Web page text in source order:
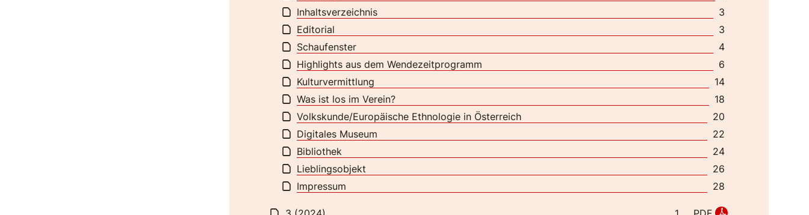
3
Inhaltsverzeichnis
3
Editorial
4
Schaufenster
6
Highlights aus dem Wendezeitprogramm
14
Kulturvermittlung
18
Was ist los im Verein?
20
Volkskunde/Europäische Ethnologie in Österreich
22
Digitales Museum
24
Bibliothek
26
Lieblingsobjekt
28
Impressum